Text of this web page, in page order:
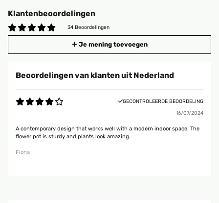
Klantenbeoordelingen
34 Beoordelingen
Je mening toevoegen
Beoordelingen van klanten uit Nederland
GECONTROLEERDE BEOORDELING
16/07/2024
A contemporary design that works well with a modern indoor space. The
flower pot is sturdy and plants look amazing.
Fiona